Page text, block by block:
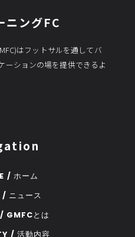
ニングFC
はフットサルを通してバ
ーションの場を提供できるよ
/ ホーム
/ ニュース
GMFCとは
/ 活動内容